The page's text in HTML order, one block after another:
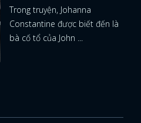
Trong truyện, Johanna
Constantine được biết đến là
bà cố tổ của John ...